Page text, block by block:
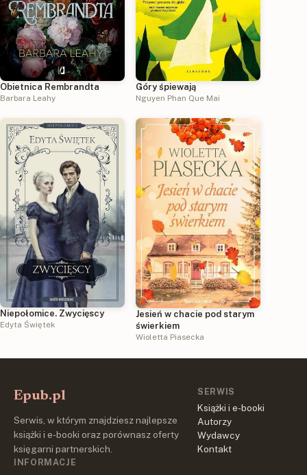
Obietnica Rembrandta
Barbara Leahy
Góry śpiewają
Nguyen Phan Que Mai
Niepołomice. Zwycięscy
Edyta Świętek
Jesień w chacie pod starym
świerkiem
Wioletta Piasecka
Epub.pl
Serwis, w którym znajdziesz najlepsze
książki i e-booki oraz porównasz oferty
księgarni partnerskich.
SERWIS
Książki i e-booki
Autorzy
Wydawcy
Kontakt
INFORMACJE